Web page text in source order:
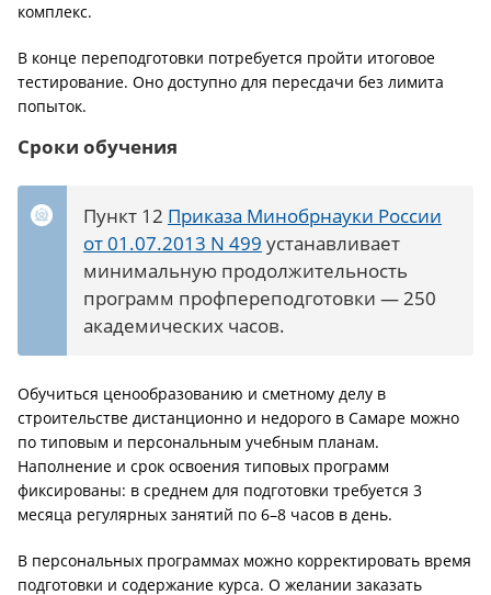
комплекс.
В конце переподготовки потребуется пройти итоговое
тестирование. Оно доступно для пересдачи без лимита
попыток.
Сроки обучения
Пункт 12 Приказа Минобрнауки России
от 01.07.2013 N 499 устанавливает
минимальную продолжительность
программ профпереподготовки — 250
академических часов.
Обучиться ценообразованию и сметному делу в
строительстве дистанционно и недорого в Самаре можно
по типовым и персональным учебным планам.
Наполнение и срок освоения типовых программ
фиксированы: в среднем для подготовки требуется 3
месяца регулярных занятий по 6–8 часов в день.
В персональных программах можно корректировать время
подготовки и содержание курса. О желании заказать